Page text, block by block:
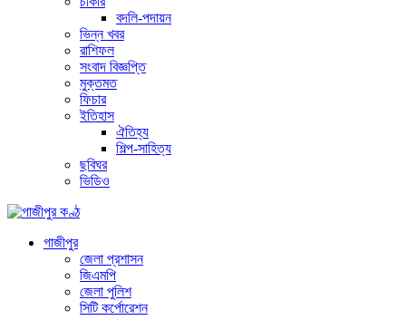
বদলি-পদায়ন
ভিন্ন খবর
রাশিফল
সংবাদ বিজ্ঞপ্তি
মুক্তমত
ফিচার
ইতিহাস
ঐতিহ্য
শিল্প-সাহিত্য
ছবিঘর
ভিডিও
গাজীপুর
জেলা প্রশাসন
জিএমপি
জেলা পুলিশ
সিটি কর্পোরেশন